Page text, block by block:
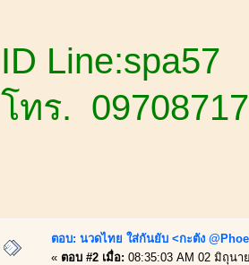
ID Line:spa57
โทร.
ตอบ: นวดไทย ใส่กันยับ <กะตัง
« ตอบ #2 เมื่อ: 08:35:03 AM 02 มิถุนา